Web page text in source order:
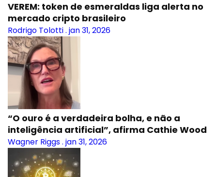
VEREM: token de esmeraldas liga alerta no
mercado cripto brasileiro
Rodrigo Tolotti. jan 31, 2026
“O ouro é a verdadeira bolha, e não a
inteligência artificial”, afirma Cathie Wood
Wagner Riggs. jan 31, 2026